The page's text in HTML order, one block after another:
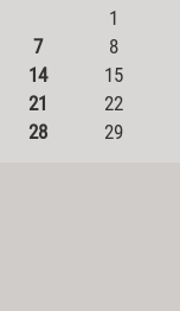
1
7
8
14
15
21
22
28
29